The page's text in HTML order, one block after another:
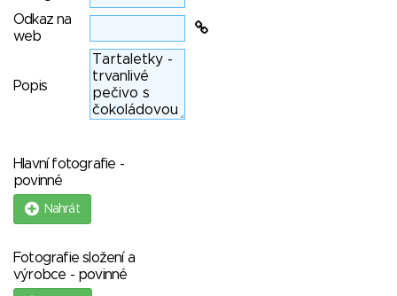
Odkaz na
web
Popis
Hlavní fotografie -
povinné
Nahrát
Fotografie složení a
výrobce - povinné